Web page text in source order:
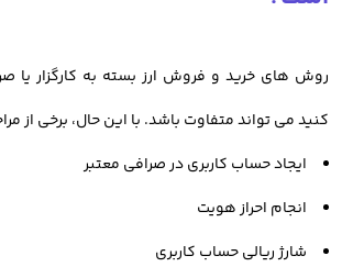
بررسی کنید. یا حتی بدانید چه عواملی
دیجیتال تاثیر گذار است.
انتخاب صرافی ارز دیجیتال معتبر
روش های خرید و فروش ارز بسته به کارگزار یا
کنید می تواند متفاوت باشد. با این حال، برخی از
ایجاد حساب کاربری در صرافی معتبر
انجام احراز هویت
شارژ ریالی حساب کاربری